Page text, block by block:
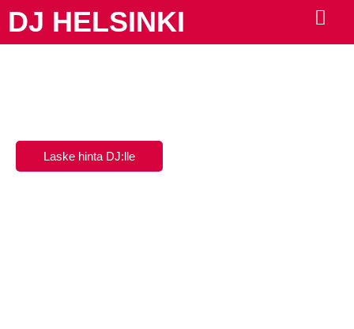
DJ HELSINKI
Laske hinta DJ:lle